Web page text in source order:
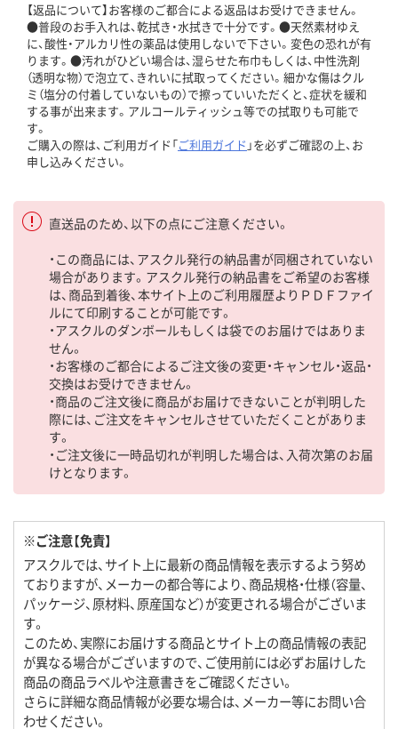
【返品について】お客様のご都合による返品はお受けできません。
●普段のお手入れは、乾拭き・水拭きで十分です。●天然素材ゆえ
に、酸性・アルカリ性の薬品は使用しないで下さい。変色の恐れが有
ります。●汚れがひどい場合は、湿らせた布巾もしくは、中性洗剤
（透明な物）で泡立て、きれいに拭取ってください。細かな傷はクル
ミ（塩分の付着していないもの）で擦っていいただくと、症状を緩和
する事が出来ます。アルコールティッシュ等での拭取りも可能で
す。
ご購入の際は、ご利用ガイド「ご利用ガイド 」を必ずご確認の上、お
申し込みください。
直送品のため、以下の点にご注意ください。
・この商品には、アスクル発行の納品書が同梱されていない
場合があります。アスクル発行の納品書をご希望のお客様
は、商品到着後、本サイト上のご利用履歴よりＰＤＦファイ
ルにて印刷することが可能です。
・アスクルのダンボールもしくは袋でのお届けではありま
せん。
・お客様のご都合によるご注文後の変更・キャンセル・返品・
交換はお受けできません。
・商品のご注文後に商品がお届けできないことが判明した
際には、ご注文をキャンセルさせていただくことがありま
す。
・ご注文後に一時品切れが判明した場合は、入荷次第のお届
けとなります。
※ご注意【免責】
アスクルでは、サイト上に最新の商品情報を表示するよう努め
ておりますが、メーカーの都合等により、商品規格・仕様（容量、
パッケージ、原材料、原産国など）が変更される場合がございま
す。
このため、実際にお届けする商品とサイト上の商品情報の表記
が異なる場合がございますので、ご使用前には必ずお届けした
商品の商品ラベルや注意書きをご確認ください。
さらに詳細な商品情報が必要な場合は、メーカー等にお問い合
わせください。